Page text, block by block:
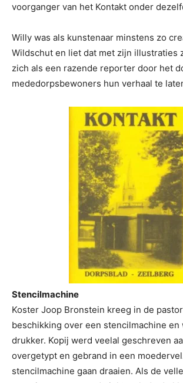
voorganger van het Kontakt onder
Willy was als kunstenaar minstens zo
Wildschut en liet dat met zijn illustraties
zich als een razende reporter door het
mededorpsbewoners hun verhaal te
Stencilmachine
Koster Joop Bronstein kreeg in de
beschikking over een stencilmachine en
drukker. Kopij werd veelal geschreven
overgetypt en gebrand in een
stencilmachine gaan draaien. Als de